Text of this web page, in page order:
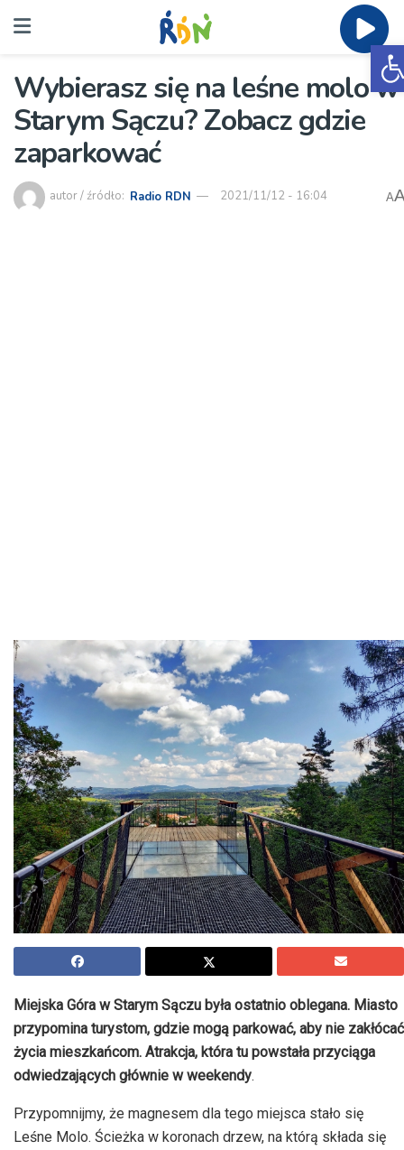
Wybierasz się na leśne molo w
Starym Sączu? Zobacz gdzie
zaparkować
autor / źródło: Radio RDN 2021/11/12 - 16:04 A
Miejska Góra w Starym Sączu była ostatnio oblegana. Miasto
przypomina turystom, gdzie mogą parkować, aby nie zakłócać
życia mieszkańcom. Atrakcja, która tu powstała przyciąga
odwiedzających głównie w weekendy.
Przypomnijmy, że magnesem dla tego miejsca stało się
Leśne Molo. Ścieżka w koronach drzew, na którą składa się